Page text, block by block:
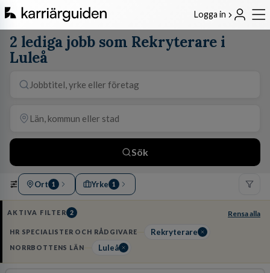
Logga in
2 lediga jobb som Rekryterare i
Luleå
Sök
Ort 1 Yrke 1
AKTIVA FILTER 2 Rensa alla
HR SPECIALISTER OCH RÅDGIVARE Rekryterare
NORRBOTTENS LÄN Luleå